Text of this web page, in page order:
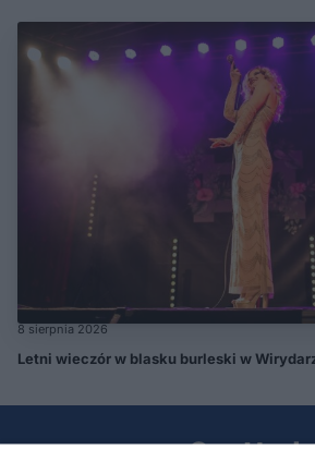
8 sierpnia 2026
Letni wieczór w blasku burleski w